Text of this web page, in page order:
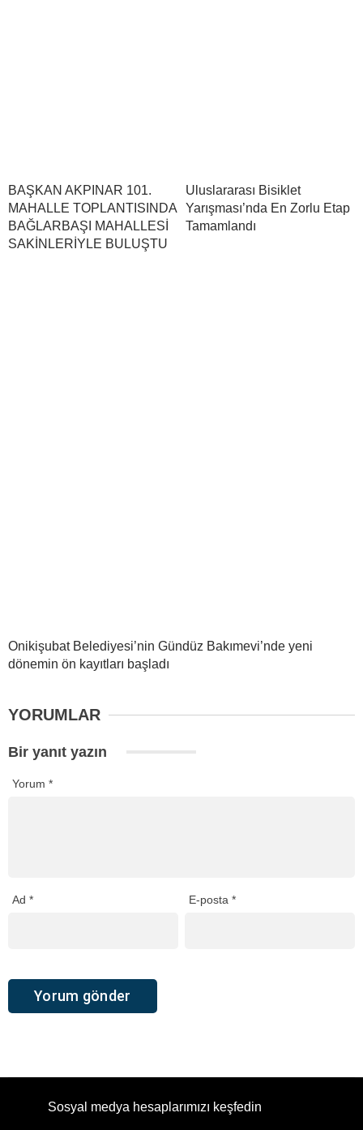
BAŞKAN AKPINAR 101.
MAHALLE TOPLANTISINDA
BAĞLARBAŞI MAHALLESİ
SAKİNLERİYLE BULUŞTU
Uluslararası Bisiklet
Yarışması’nda En Zorlu Etap
Tamamlandı
Onikişubat Belediyesi’nin Gündüz Bakımevi’nde yeni
dönemin ön kayıtları başladı
YORUMLAR
Bir yanıt yazın
Yorum *
Ad * E-posta*
Sosyal medya hesaplarımızı keşfedin